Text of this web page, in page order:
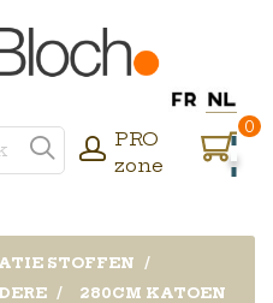
PRO
zone
0
STOFFEN
280CM KATOEN